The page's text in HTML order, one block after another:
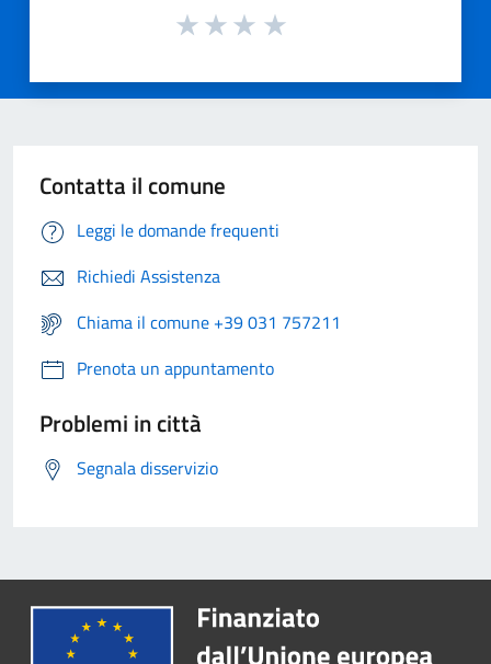
Contatta il comune
Leggi le domande frequenti
Richiedi Assistenza
Chiama il comune +39 031 757211
Prenota un appuntamento
Problemi in città
Segnala disservizio